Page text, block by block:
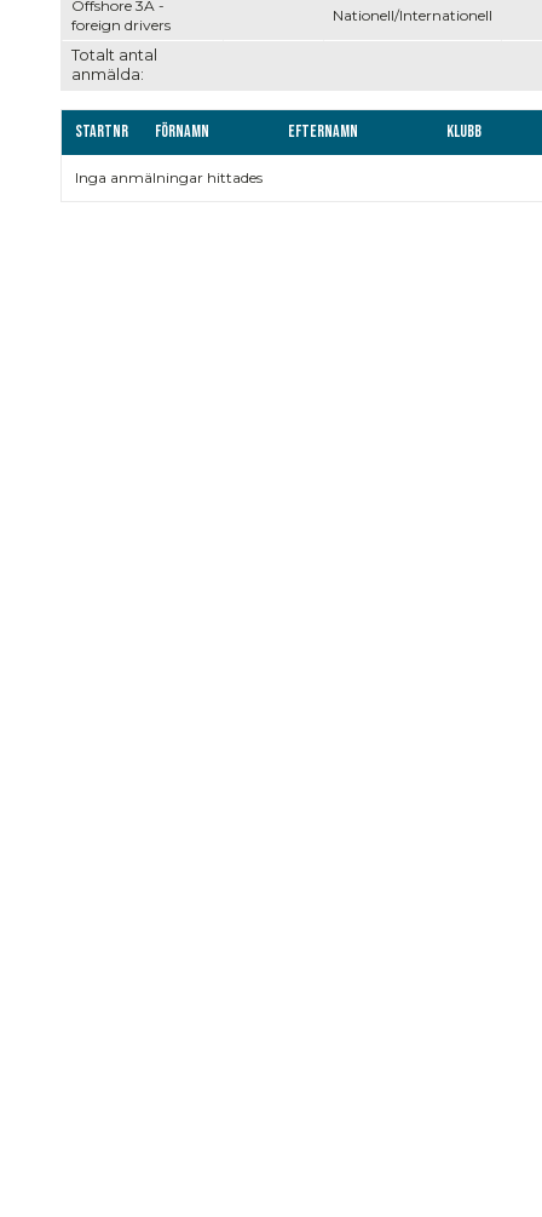
Totalt antal
anmälda:
Offshore 3A -
foreign drivers
Nationell/Internationell
Startnr Förnamn Efternamn Klubb
Inga anmälningar hittades